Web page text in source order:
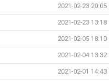
2021-02-23 20:05
2021-02-23 13:18
2021-02-05 18:10
2021-02-04 13:32
2021-02-01 14:43